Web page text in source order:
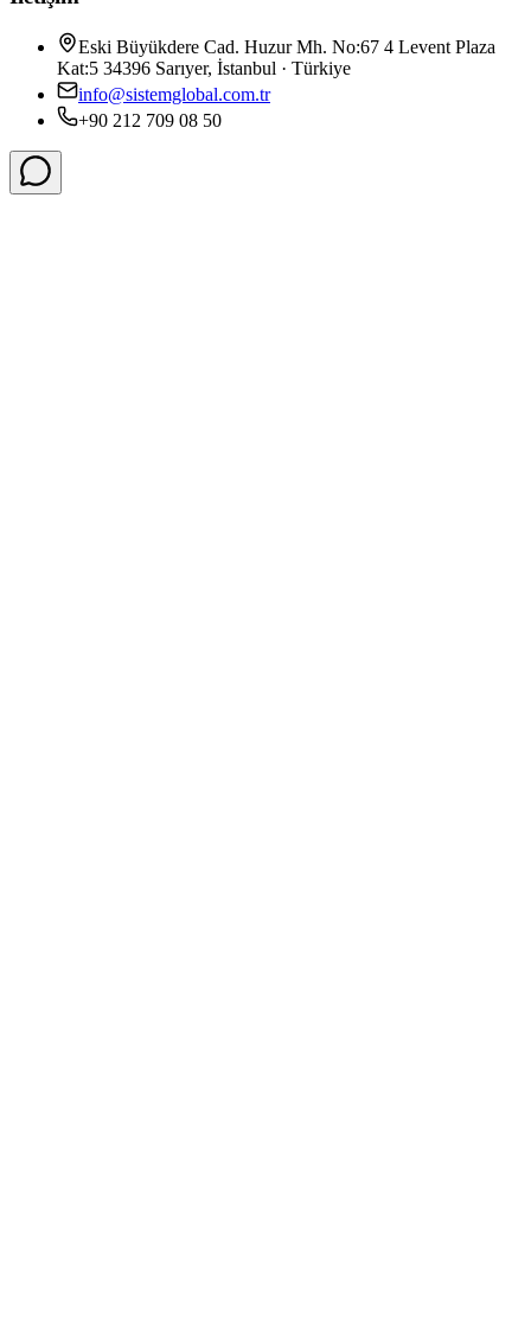
Eski Büyükdere Cad. Huzur Mh. No:67 4 Levent Plaza
Kat:5 34396 Sarıyer, İstanbul · Türkiye
info@sistemglobal.com.tr
+90 212 709 08 50